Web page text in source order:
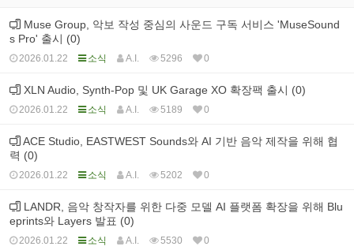
Muse Group, 악보 작성 중심의 사운드 구독 서비스 'MuseSound
s Pro' 출시 (0)
2026.01.22 소식 A.I. 5296 0
XLN Audio, Synth-Pop 및 UK Garage XO 확장팩 출시 (0)
2026.01.22 소식 A.I. 5189 0
ACE Studio, EASTWEST Sounds와 AI 기반 음악 제작을 위해 협
력 (0)
2026.01.22 소식 A.I. 5202 0
LANDR, 음악 창작자를 위한 다중 모델 AI 플랫폼 확장을 위해 Blu
eprints와 Layers 발표 (0)
2026.01.22 소식 A.I. 5530 0